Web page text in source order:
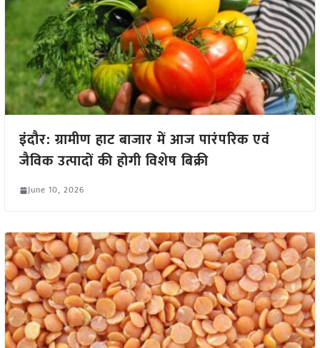
इंदौर: ग्रामीण हाट बाजार में आज पारंपरिक एवं
जैविक उत्पादों की होगी विशेष बिक्री
June 10, 2026